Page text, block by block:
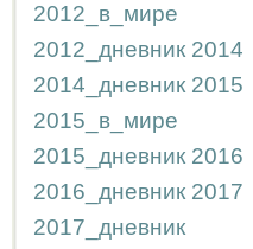
2012_в_мире
2012_дневник 2014
2014_дневник 2015
2015_в_мире
2015_дневник 2016
2016_дневник 2017
2017_дневник